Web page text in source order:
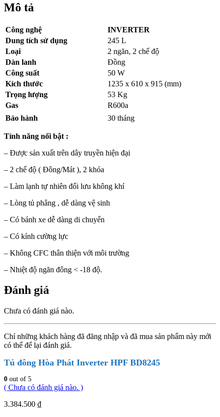
Mô tả
Công nghệ
INVERTER
Dung tích sử dụng
245 L
Loại
2 ngăn, 2 chế độ
Dàn lanh
Đồng
Công suất
50 W
Kích thước
1235 x 610 x 915 (mm)
Trọng lượng
53 Kg
Gas
R600a
Bảo hành
30 tháng
Tính năng nổi bật :
– Được sản xuất trên dây truyền hiện đại
– 2 chế độ ( Đông/Mát ), 2 khóa
– Làm lạnh tự nhiên đối lưu không khí
– Lòng tủ phẳng , dễ dàng vệ sinh
– Có bánh xe dễ dàng di chuyển
– Có kính cường lực
– Không CFC thân thiện với môi trường
– Nhiệt độ ngăn đông < -18 độ.
Đánh giá
Chưa có đánh giá nào.
Chỉ những khách hàng đã đăng nhập và đã mua sản phẩm này mới
có thể để lại đánh giá.
Tủ đông Hòa Phát Inverter HPF BD8245
0 out of 5
( Chưa có đánh giá nào. )
3.384.500 ₫